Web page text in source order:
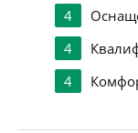
4
4
4